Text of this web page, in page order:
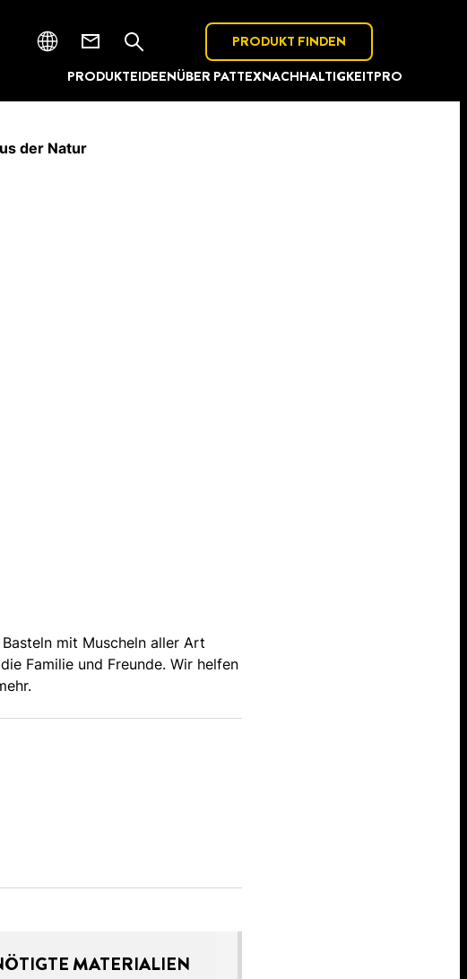
PRODUKTEIDEENÜBER PATTEXNACHHALTIGKEITPRO
PRODUKT FINDEN
der Natur
mit Muscheln aller Art
Familie und Freunde. Wir helfen
MATERIALIEN